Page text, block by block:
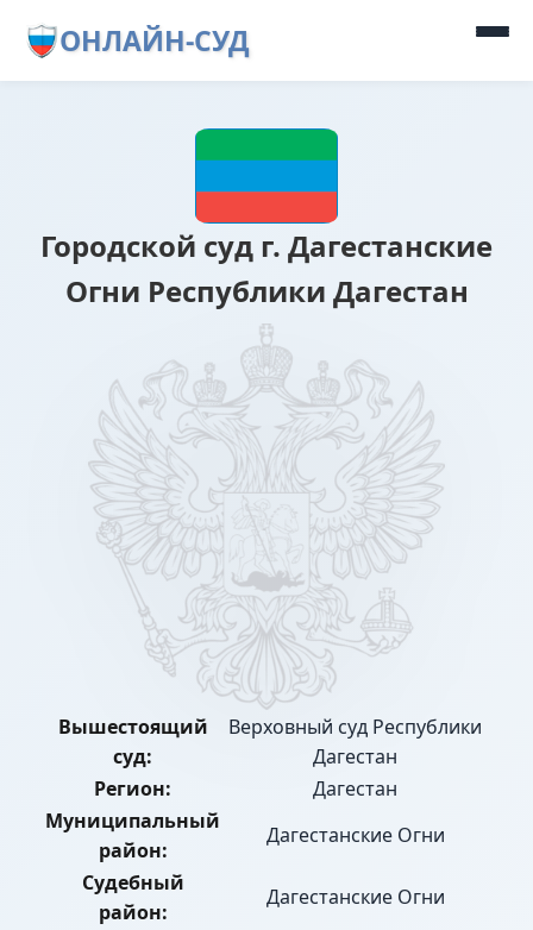
ОНЛАЙН-СУД
Городской суд г. Дагестанские
Огни Республики Дагестан
Вышестоящий
суд:
Верховный суд Республики
Дагестан
Регион:
Дагестан
Муниципальный
район:
Дагестанские Огни
Судебный
район:
Дагестанские Огни